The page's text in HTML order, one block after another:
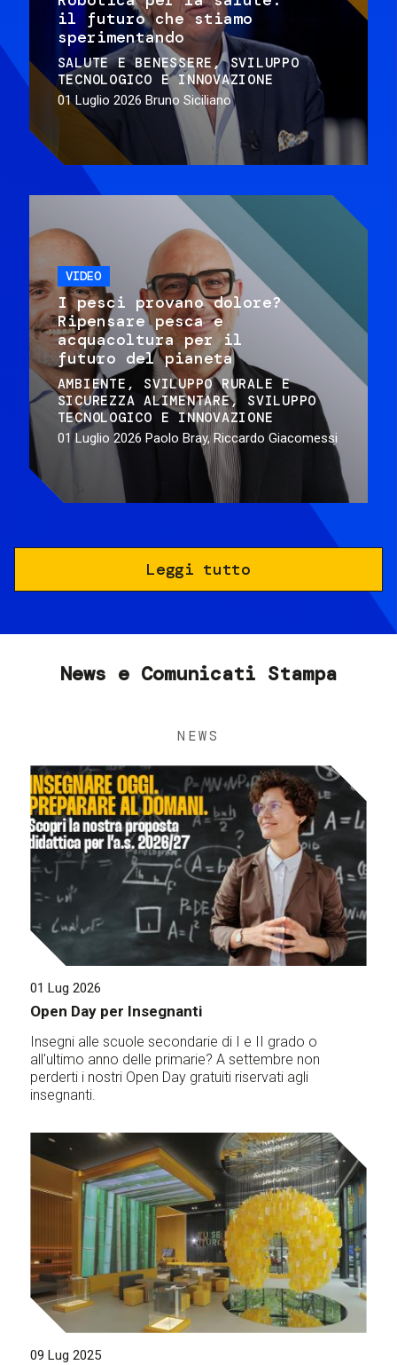
il futuro che stiamo
sperimentando
SALUTE E BENESSERE
SVILUPPO
TECNOLOGICO E INNOVAZIONE
01 Luglio 2026 Bruno Siciliano
VIDEO
I pesci provano dolore?
Ripensare pesca e
acquacoltura per il
futuro del pianeta
AMBIENTE
SVILUPPO RURALE E
SICUREZZA ALIMENTARE
SVILUPPO
TECNOLOGICO E INNOVAZIONE
01 Luglio 2026 Paolo Bray, Riccardo Giacomessi
Leggi tutto
News e Comunicati Stampa
NEWS
01 Lug 2026
Open Day per Insegnanti
Insegni alle scuole secondarie di I e II grado o
all'ultimo anno delle primarie? A settembre non
perderti i nostri Open Day gratuiti riservati agli
insegnanti.
09 Lug 2025